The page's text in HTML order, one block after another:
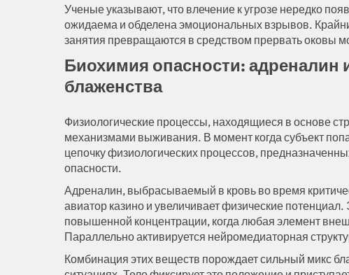
Ученые указывают, что влечение к угрозе нередко
ожидаема и обделена эмоциональных взрывов.
занятия превращаются в средством прервать оковы
Биохимия опасности: адреналин
блаженства
Физиологические процессы, находящиеся в основе
механизмами выживания. В момент когда субъект
цепочку физиологических процессов,
опасности.
Адреналин, выбрасываемый в кровь во время
авиатор казино и увеличивает физические
повышенной концентрации, когда любая элемент
Параллельно активируется нейромедиаторная
Комбинация этих веществ порождает сильный микс